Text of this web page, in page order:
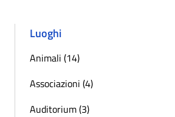
Luoghi
Animali (14)
Associazioni (4)
Auditorium (3)